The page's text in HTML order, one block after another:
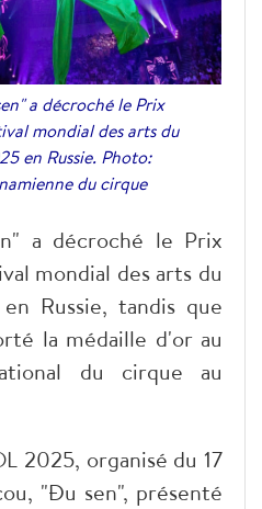
a décroché le Prix
mondial des arts du
en Russie. Photo:
du cirque
a décroché le Prix
mondial des arts du
Russie, tandis que
la médaille d'or au
du cirque au
2025, organisé du 17
"Đu sen", présenté